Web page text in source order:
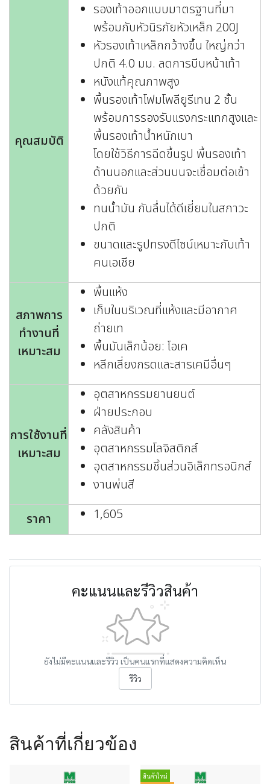
คุณสมบัติ
รองเท้าออกแบบมาตรฐานที่มา
พร้อมกับหัวนิรภัยหัวเหล็ก 200J
หัวรองเท้าเหล็กกว้างขึ้น ใหญ่กว่า
ปกติ 4.0 มม. ลดการบีบหน้าเท้า
หนังแท้คุณภาพสูง
พื้นรองเท้าโฟมโพลียูรีเทน 2 ชั้น
พร้อมการรองรับแรงกระแทกสูงและ
พื้นรองเท้าน้ำหนักเบา
โดยใช้วิธีการฉีดขึ้นรูป พื้นรองเท้า
ด้านนอกและส่วนบนจะเชื่อมต่อเข้า
ด้วยกัน
ทนน้ำมัน กันลื่นได้ดีเยี่ยมในสภาวะ
ปกติ
ขนาดและรูปทรงดีไซน์เหมาะกับเท้า
คนเอเชีย
สภาพการ
ทำงานที่
เหมาะสม
พื้นแห้ง
เก็บในบริเวณที่แห้งและมีอากาศ
ถ่ายเท
พื้นมันเล็กน้อย: โอเค
หลีกเลี่ยงกรดและสารเคมีอื่นๆ
การใช้งานที่
เหมาะสม
อุตสาหกรรมยานยนต์
ฝ่ายประกอบ
คลังสินค้า
อุตสาหกรรมโลจิสติกส์
อุตสาหกรรมชิ้นส่วนอิเล็กทรอนิกส์
งานพ่นสี
ราคา
1,605
คะแนนและรีวิวสินค้า
ยังไม่มีคะแนนและรีวิว เป็นคนแรกที่แสดงความคิดเห็น
รีวิว
สินค้าที่เกี่ยวข้อง
สินค้าใหม่